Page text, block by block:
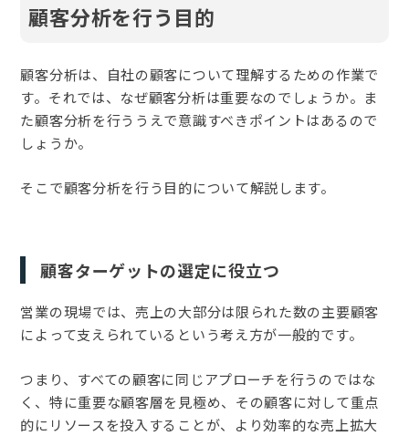
顧客分析を行う目的
顧客分析は、自社の顧客について理解するための作業で
す。それでは、なぜ顧客分析は重要なのでしょうか。ま
た顧客分析を行ううえで意識すべきポイントはあるので
しょうか。
そこで顧客分析を行う目的について解説します。
顧客ターゲットの選定に役立つ
営業の現場では、売上の大部分は限られた数の主要顧客
によって支えられているという考え方が一般的です。
つまり、すべての顧客に同じアプローチを行うのではな
く、特に重要な顧客層を見極め、その顧客に対して重点
的にリソースを投入することが、より効率的な売上拡大